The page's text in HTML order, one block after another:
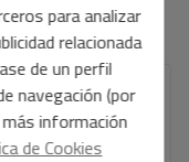
no incluye los costes de la
para analizar
relacionada
de un perfil
navegación (por
información
de Cookies